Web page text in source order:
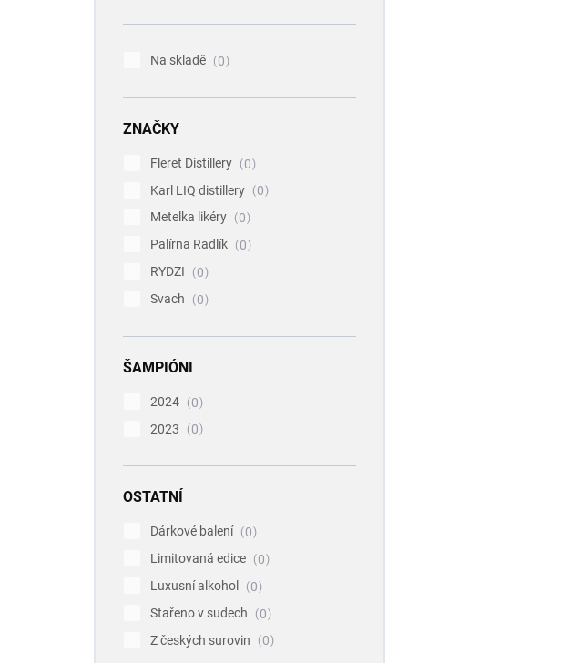
Na skladě 0
ZNAČKY
Fleret Distillery
0
Karl LIQ distillery
0
Metelka likéry
0
Palírna Radlík
0
RYDZI
0
Svach
0
ŠAMPIÓNI
2024
0
2023
0
OSTATNÍ
Dárkové balení
0
Limitovaná edice
0
Luxusní alkohol
0
Stařeno v sudech
0
Z českých surovin
0